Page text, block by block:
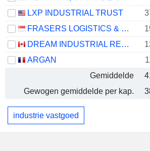
LXP INDUSTRIAL TRUST
FRASERS LOGISTICS & COMMERCIAL TRUST
DREAM INDUSTRIAL REAL ESTATE INVESTMENT TRUST
ARGAN
Gemiddelde
Gewogen gemiddelde per kap.
industrie vastgoed